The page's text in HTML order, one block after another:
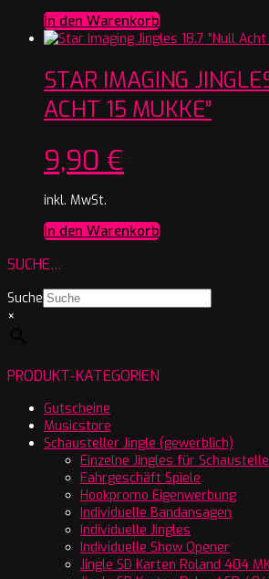
In den Warenkorb
STAR IMAGING
ACHT 15 MUKKE”
9,90 €
inkl. MwSt.
In den Warenkorb
SUCHE…
Suche
×
PRODUKT-KATEGORIEN
Gutscheine
Musicstore
Schausteller Jingle (gewerblich)
Einzelne Jingles für
Fahrgeschäft Spiele
Hookpromo Eigenwerbung
Individuelle Bandansagen
Individuelle Jingles
Individuelle Show Opener
Jingle SD Karten Roland 404